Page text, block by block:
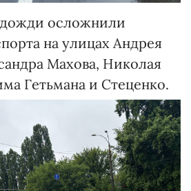
осложнили
на улицах Андрея
Махова, Николая
Гетьмана и Стеценко.